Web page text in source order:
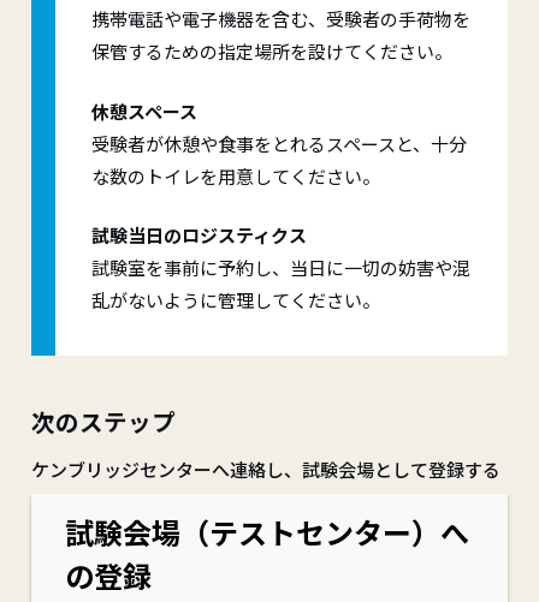
携帯電話や電子機器を含む、受験者の手荷物を
保管するための指定場所を設けてください。
休憩スペース
受験者が休憩や食事をとれるスペースと、十分
な数のトイレを用意してください。
試験当日のロジスティクス
試験室を事前に予約し、当日に一切の妨害や混
乱がないように管理してください。
次のステップ
ケンブリッジセンターへ連絡し、試験会場として登録する
試験会場（テストセンター）へ
の登録